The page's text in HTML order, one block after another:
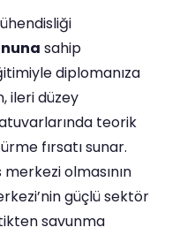
sahip
diplomanıza
ileri düzey
teorik
fırsatı sunar.
olmasının
güçlü sektör
savunma